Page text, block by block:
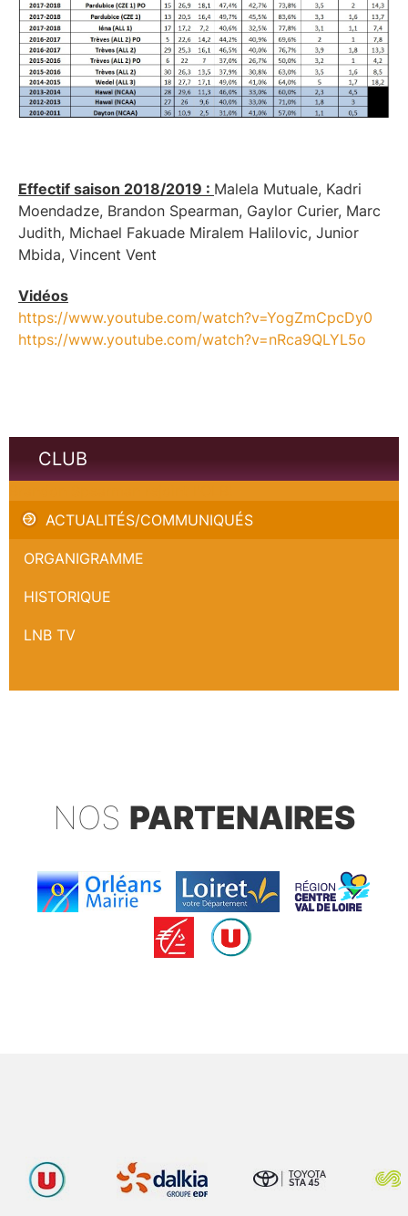
Effectif saison 2018/2019 : Malela Mutuale, Kadri
Moendadze, Brandon Spearman, Gaylor Curier, Marc
Judith, Michael Fakuade Miralem Halilovic, Junior
Mbida, Vincent Vent
Vidéos
https://www.youtube.com/watch?v=YogZmCpcDy0
https://www.youtube.com/watch?v=nRca9QLYL5o
CLUB
ACTUALITÉS/COMMUNIQUÉS
ORGANIGRAMME
HISTORIQUE
LNB TV
NOS PARTENAIRES